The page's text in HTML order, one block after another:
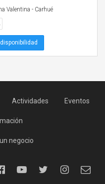
Valentina - Carhué
Actividades Eventos
negocio